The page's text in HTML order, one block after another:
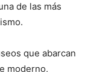
de las más
que abarcan
moderno,